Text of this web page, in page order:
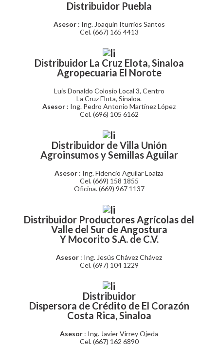
Distribuidor Puebla
Asesor : Ing. Joaquín Iturrios Santos
Cel. (667) 165 4413
Distribuidor La Cruz Elota, Sinaloa
Agropecuaria El Norote
Luis Donaldo Colosio Local 3, Centro
La Cruz Elota, Sinaloa.
Asesor : Ing. Pedro Antonio Martínez López
Cel. (696) 105 6162
Distribuidor de Villa Unión
Agroinsumos y Semillas Aguilar
Asesor : Ing. Fidencio Aguilar Loaiza
Cel. (669) 158 1855
Oficina. (669) 967 1137
Distribuidor Productores Agrícolas del
Valle del Sur de Angostura
Y Mocorito S.A. de C.V.
Asesor : Ing. Jesús Chávez Chávez
Cel. (697) 104 1229
Distribuidor
Dispersora de Crédito de El Corazón
Costa Rica, Sinaloa
Asesor : Ing. Javier Virrey Ojeda
Cel. (667) 162 6890